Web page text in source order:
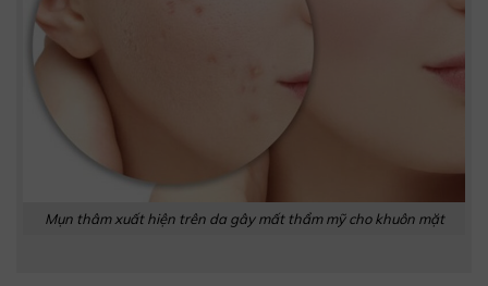
Mụn thâm xuất hiện trên da gây mất thẩm mỹ cho khuôn mặt